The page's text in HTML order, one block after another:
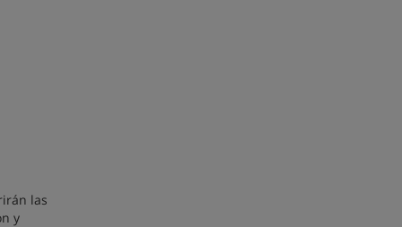
las
y